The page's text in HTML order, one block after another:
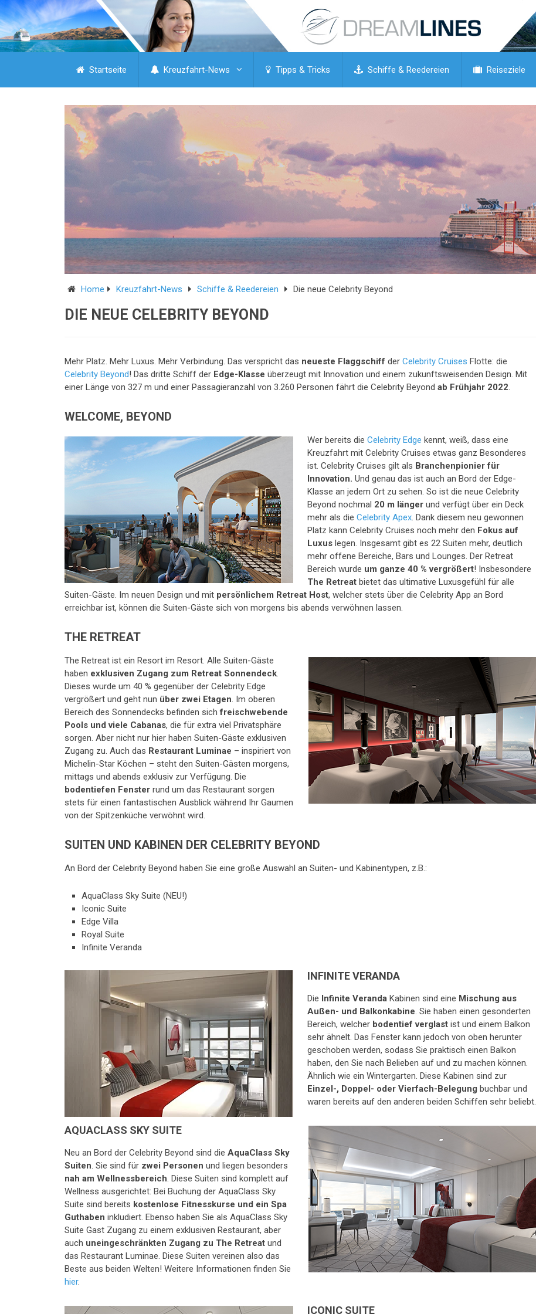
Startseite Kreuzfahrt-News Tipps & Tricks Schiffe & Reedereien Reiseziele
Home Kreuzfahrt-News Schiffe & Reedereien Die neue Celebrity Beyond
DIE NEUE CELEBRITY BEYOND
Mehr Platz. Mehr Luxus. Mehr Verbindung. Das verspricht das neueste Flaggschiff der Celebrity Cruises Flotte: die
Celebrity Beyond! Das dritte Schiff der Edge-Klasse überzeugt mit Innovation und einem zukunftsweisenden Design. Mit
einer Länge von 327 m und einer Passagieranzahl von 3.260 Personen fährt die Celebrity Beyond ab Frühjahr 2022.
WELCOME, BEYOND
Wer bereits die Celebrity Edge kennt, weiß, dass eine
Kreuzfahrt mit Celebrity Cruises etwas ganz Besonderes
ist. Celebrity Cruises gilt als Branchenpionier für
Innovation. Und genau das ist auch an Bord der Edge-
Klasse an jedem Ort zu sehen. So ist die neue Celebrity
Beyond nochmal 20 m längerund verfügt über ein Deck
mehr als die Celebrity Apex. Dank diesem neu gewonnen
Platz kann Celebrity Cruises noch mehr den Fokus auf
Luxuslegen. Insgesamt gibt es 22 Suiten mehr, deutlich
mehr offene Bereiche, Bars und Lounges. Der Retreat
Bereich wurde um ganze 40 % vergrößert! Insbesondere
The Retreatbietet das ultimative Luxusgefühl für alle
Suiten-Gäste. Im neuen Design und mit persönlichem Retreat Host, welcher stets über die Celebrity App an Bord
erreichbar ist, können die Suiten-Gäste sich von morgens bis abends verwöhnen lassen.
THE RETREAT
The Retreat ist ein Resort im Resort. Alle Suiten-Gäste
haben exklusiven Zugang zum Retreat Sonnendeck.
Dieses wurde um 40 % gegenüber der Celebrity Edge
vergrößert und geht nun über zwei Etagen. Im oberen
Bereich des Sonnendecks befinden sichfreischwebende
Pools und viele Cabanas, die für extra viel Privatsphäre
sorgen. Aber nicht nur hier haben Suiten-Gäste exklusiven
Zugang zu. Auch das Restaurant Luminae – inspiriert von
Michelin-Star Köchen – steht den Suiten-Gästen morgens,
mittags und abends exklusiv zur Verfügung. Die
bodentiefen Fenster rund um das Restaurant sorgen
stets für einen fantastischen Ausblick während Ihr Gaumen
von der Spitzenküche verwöhnt wird.
SUITEN UND KABINEN DER CELEBRITY BEYOND
An Bord der Celebrity Beyond haben Sie eine große Auswahl an Suiten- und Kabinentypen, z.B.:
AquaClass Sky Suite (NEU!)
Iconic Suite
Edge Villa
Royal Suite
Infinite Veranda
INFINITE VERANDA
Die Infinite VerandaKabinen sind eine Mischung aus
Außen- und Balkonkabine. Sie haben einen gesonderten
Bereich, welcher bodentief verglastist und einem Balkon
sehr ähnelt. Das Fenster kann jedoch von oben herunter
geschoben werden, sodass Sie praktisch einen Balkon
haben, den Sie nach Belieben auf und zu machen können.
Ähnlich wie ein Wintergarten. Diese Kabinen sind zur
Einzel-, Doppel- oder Vierfach-Belegung buchbar und
waren bereits auf den anderen beiden Schiffen sehr beliebt.
AQUACLASS SKY SUITE
Neu an Bord der Celebrity Beyond sind die AquaClass Sky
Suiten. Sie sind für zwei Personen und liegen besonders
nah am Wellnessbereich. Diese Suiten sind komplett auf
Wellness ausgerichtet: Bei Buchung der AquaClass Sky
Suite sind bereits kostenlose Fitnesskurse und ein Spa
Guthaben inkludiert. Ebenso haben Sie als AquaClass Sky
Suite Gast Zugang zu einem exklusiven Restaurant, aber
auch uneingeschränkten Zugang zu The Retreat und
das Restaurant Luminae. Diese Suiten vereinen also das
Beste aus beiden Welten! Weitere Informationen finden Sie
hier.
ICONIC SUITE